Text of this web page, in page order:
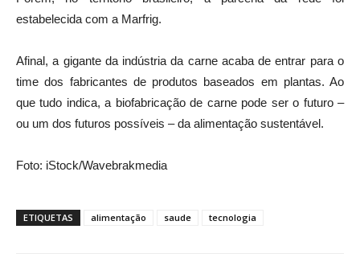
estabelecida com a Marfrig.
Afinal, a gigante da indústria da carne acaba de entrar para o
time dos fabricantes de produtos baseados em plantas. Ao
que tudo indica, a biofabricação de carne pode ser o futuro –
ou um dos futuros possíveis – da alimentação sustentável.
Foto: iStock/Wavebrakmedia
ETIQUETAS alimentação saude tecnologia